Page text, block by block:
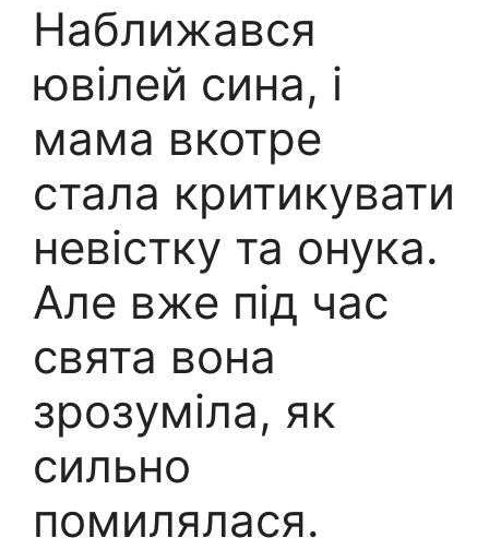
Наближався
ювілей сина, і
мама вкотре
стала критикувати
невістку та онука.
Але вже під час
свята вона
зрозуміла, як
сильно
помилялася.